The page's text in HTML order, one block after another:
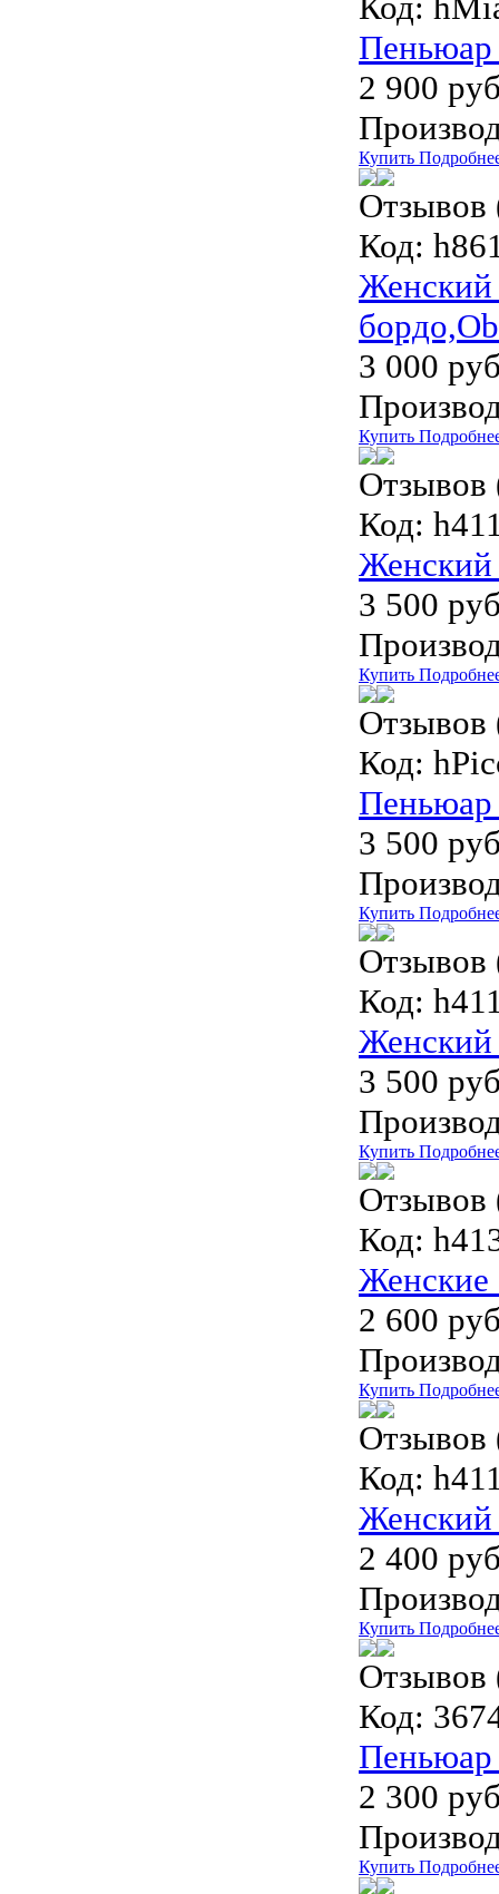
Пеньюар
2 900
Купить
Отзывов
Код:
Женский
3 000
Купить
Отзывов
Код:
Женский
3 500
Купить
Отзывов
Код:
Пеньюар
3 500
Купить
Отзывов
Код:
Женский
3 500
Купить
Отзывов
Код:
Женские
2 600
Купить
Отзывов
Код:
Женский
2 400
Купить
Отзывов
Код:
2 300
Купить